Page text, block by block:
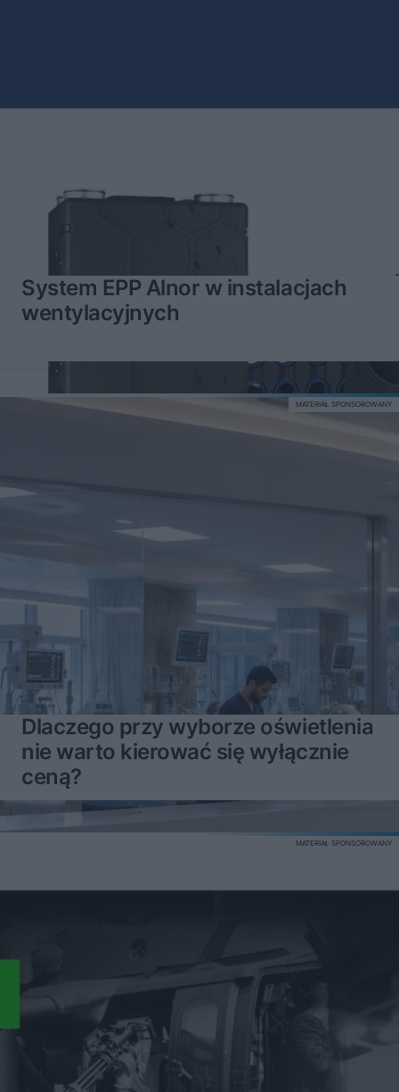
System EPP Alnor w instalacjach
wentylacyjnych
Dlaczego przy wyborze oświetlenia
nie warto kierować się wyłącznie
ceną?
MATERIAŁ SPONSOROWANY
MATERIAŁ SPONSOROWANY